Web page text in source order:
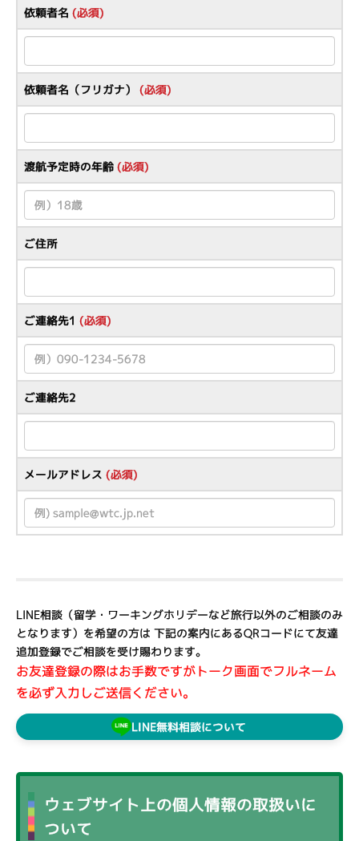
依頼者名 (必須)
依頼者名（フリガナ） (必須)
渡航予定時の年齢 (必須)
ご住所
ご連絡先1 (必須)
ご連絡先2
メールアドレス (必須)
LINE相談（留学・ワーキングホリデーなど旅行以外のご相談のみ
となります）を希望の方は 下記の案内にあるQRコードにて友達
追加登録でご相談を受け賜わります。
お友達登録の際はお手数ですがトーク画面でフルネーム
を必ず入力しご送信ください。
LINE無料相談について
ウェブサイト上の個人情報の取扱いに
ついて